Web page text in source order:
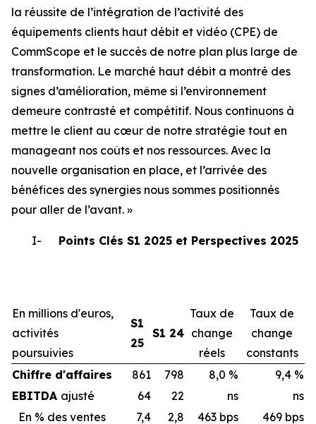
la réussite de l’intégration de l’activité des
équipements clients haut débit et vidéo (CPE) de
CommScope et le succès de notre plan plus large de
transformation. Le marché haut débit a montré des
signes d’amélioration, même si l’environnement
demeure contrasté et compétitif. Nous continuons à
mettre le client au cœur de notre stratégie tout en
manageant nos coûts et nos ressources. Avec la
nouvelle organisation en place, et l’arrivée des
bénéfices des synergies nous sommes positionnés
pour aller de l’avant. »
I- Points Clés S1 2025 et Perspectives 2025
En millions d'euros,
activités
poursuivies
S1
25
S1 24
Taux de
change
réels
Taux de
change
constants
Chiffre d'affaires
861 798 8,0 %
9,4 %
EBITDA ajusté 64 22 ns
ns
En % des ventes
7,4 2,8 463 bps
469 bps